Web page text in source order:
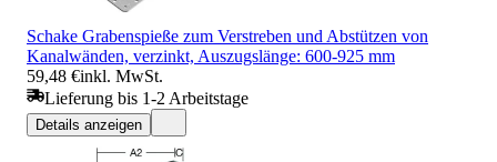
Schake Grabenspieße zum Verstreben und Abstützen von
Kanalwänden, verzinkt, Auszugslänge: 600-925 mm
59,48 €inkl. MwSt.
Lieferung bis 1-2 Arbeitstage
Details anzeigen